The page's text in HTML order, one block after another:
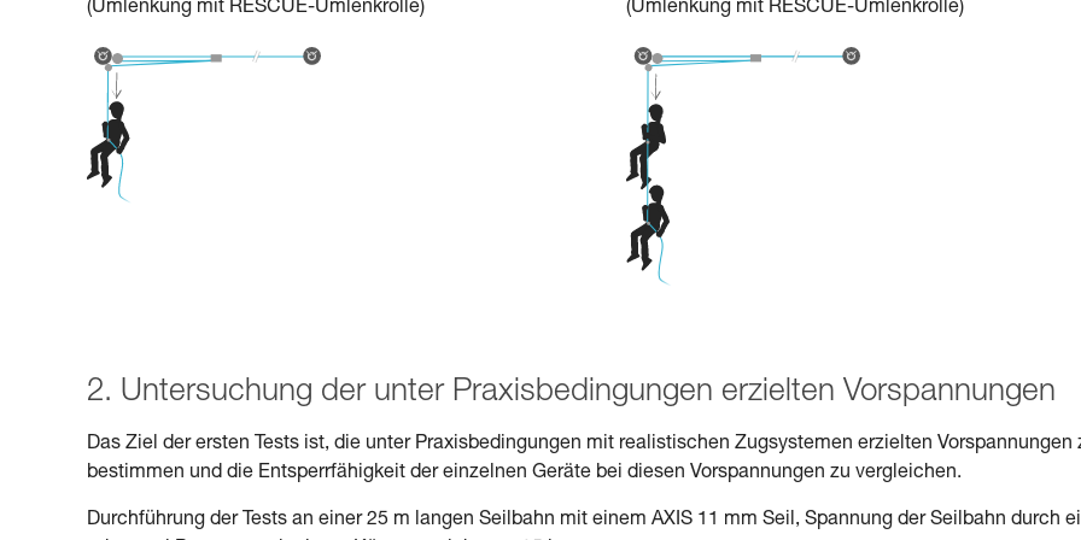
(Umlenkung mit RESCUE-Umlenkrolle) (Umlenkung mit RESCUE-Umlenkrolle)
2. Untersuchung der unter Praxisbedingungen erzielten Vorspannungen
Das Ziel der ersten Tests ist, die unter Praxisbedingungen mit realistischen Zugsystemen erzielten Vorspannungen
bestimmen und die Entsperrfähigkeit der einzelnen Geräte bei diesen Vorspannungen zu vergleichen.
Durchführung der Tests an einer 25 m langen Seilbahn mit einem AXIS 11 mm Seil, Spannung der Seilbahn durch